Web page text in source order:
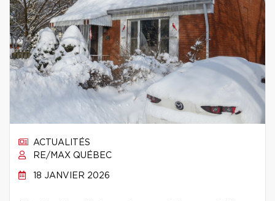
ACTUALITÉS
RE/MAX QUÉBEC
18 JANVIER 2026